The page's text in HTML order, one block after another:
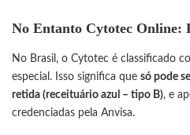
No Entanto Cytotec Online:
No Brasil, o Cytotec é classificado
especial. Isso significa que só pode
retida (receituário azul – tipo B), e
credenciadas pela Anvisa.